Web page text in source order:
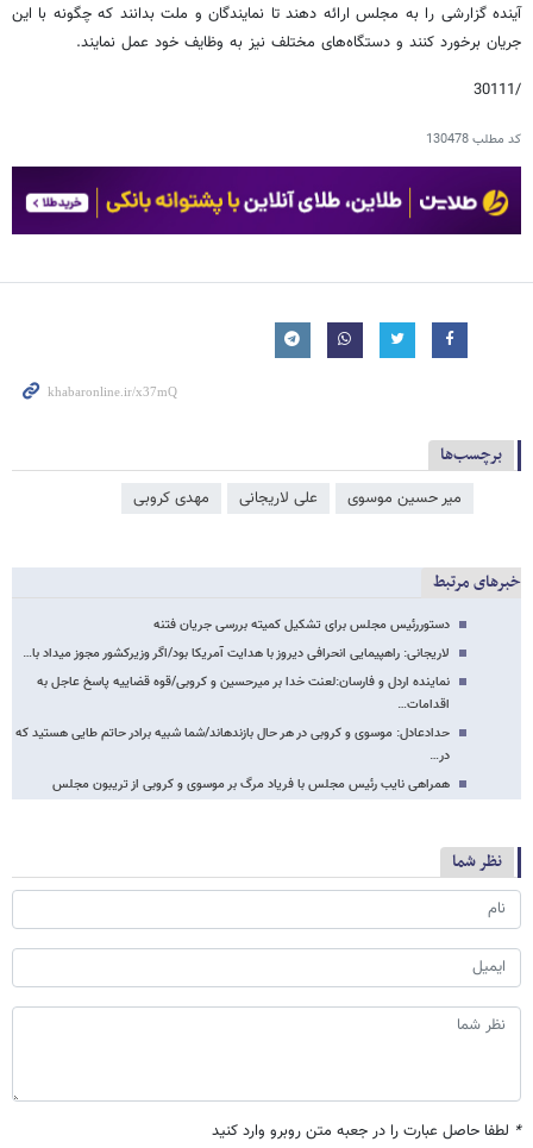
آینده گزارشی را به مجلس ارائه دهند تا نمایندگان و ملت بدانند که چگونه با این
جریان برخورد کنند و دستگاه‌های مختلف نیز به وظایف خود عمل نمایند.
/30111
کد مطلب130478
برچسب‌ها
میر حسین موسوی علی لاریجانی مهدی کروبی
خبرهای مرتبط
دستوررئیس مجلس برای تشکیل کمیته‌ بررسی جریان فتنه
لاریجانی: راهپیمایی انحرافی دیروز با هدایت آمریکا بود/اگر وزیرکشور مجوز می​داد با…
نماینده اردل و فارسان:لعنت خدا بر میرحسین و کروبی/قوه قضاییه پاسخ عاجل به
اقدامات…
حدادعادل: موسوی و کروبی در هر حال بازنده​اند/شما شبیه برادر حاتم طایی هستید که
در…
همراهی نایب رئیس مجلس با فریاد مرگ بر موسوی و کروبی از تریبون مجلس
نظر شما
* لطفا حاصل عبارت را در جعبه متن روبرو وارد کنید